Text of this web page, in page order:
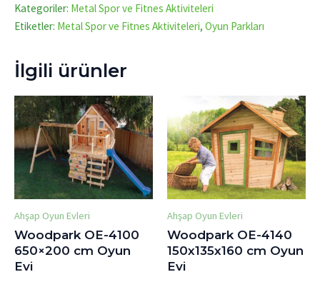
Kategoriler: Metal Spor ve Fitnes Aktiviteleri
Etiketler: Metal Spor ve Fitnes Aktiviteleri, Oyun Parkları
İlgili ürünler
Ahşap Oyun Evleri
Woodpark OE-4100
650×200 cm Oyun
Evi
Ahşap Oyun Evleri
Woodpark OE-4140
150x135x160 cm Oyun
Evi